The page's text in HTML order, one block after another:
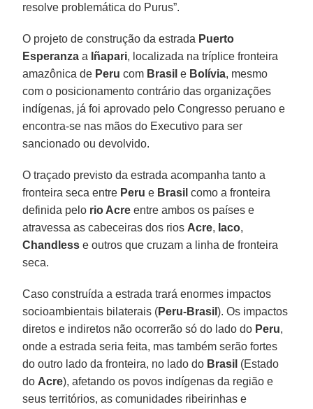
resolve problemática do Purus”.
O projeto de construção da estrada Puerto
Esperanza a Iñapari, localizada na tríplice fronteira
amazônica de Peru com Brasil e Bolívia, mesmo
com o posicionamento contrário das organizações
indígenas, já foi aprovado pelo Congresso peruano e
encontra-se nas mãos do Executivo para ser
sancionado ou devolvido.
O traçado previsto da estrada acompanha tanto a
fronteira seca entre Peru e Brasil como a fronteira
definida pelo rio Acreentre ambos os países e
atravessa as cabeceiras dos rios Acre, Iaco,
Chandless e outros que cruzam a linha de fronteira
seca.
Caso construída a estrada trará enormes impactos
socioambientais bilaterais (Peru-Brasil). Os impactos
diretos e indiretos não ocorrerão só do lado do Peru,
onde a estrada seria feita, mas também serão fortes
do outro lado da fronteira, no lado do Brasil (Estado
do Acre), afetando os povos indígenas da região e
seus territórios, as comunidades ribeirinhas e